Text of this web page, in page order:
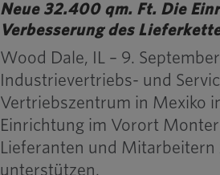
Neue 32.400 qm. Ft. Die
Verbesserung des
Wood Dale, IL – 9.
Industrievertriebs- und
Vertriebszentrum in Mexiko
Einrichtung im Vorort
Lieferanten und
unterstützen.